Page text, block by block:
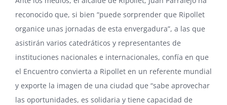
reconocido que, si bien “puede sorprender que Ripollet
organice unas jornadas de esta envergadura”, a las que
asistirán varios catedráticos y representantes de
instituciones nacionales e internacionales, confía en que
el Encuentro convierta a Ripollet en un referente mundial
y exporte la imagen de una ciudad que “sabe aprovechar
las oportunidades, es solidaria y tiene capacidad de